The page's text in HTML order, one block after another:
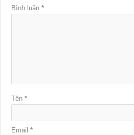
Bình luận*
Tên*
Email*